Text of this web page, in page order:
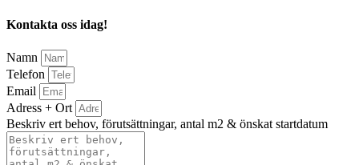
Kontakta oss idag!
Namn
Telefon
Email
Adress + Ort
Beskriv ert behov, förutsättningar, antal m2 & önskat startdatum